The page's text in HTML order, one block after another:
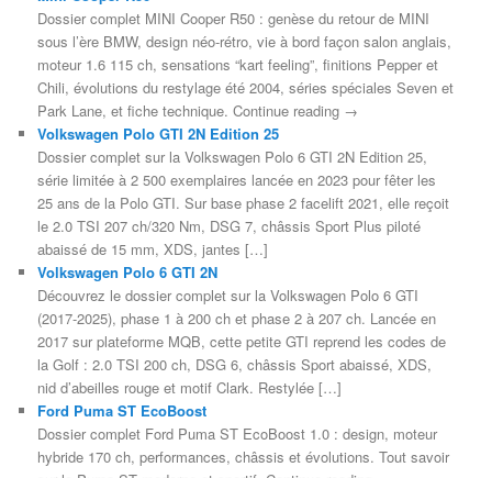
Dossier complet MINI Cooper R50 : genèse du retour de MINI
sous l’ère BMW, design néo-rétro, vie à bord façon salon anglais,
moteur 1.6 115 ch, sensations “kart feeling”, finitions Pepper et
Chili, évolutions du restylage été 2004, séries spéciales Seven et
Park Lane, et fiche technique. Continue reading →
Volkswagen Polo GTI 2N Edition 25
Dossier complet sur la Volkswagen Polo 6 GTI 2N Edition 25,
série limitée à 2 500 exemplaires lancée en 2023 pour fêter les
25 ans de la Polo GTI. Sur base phase 2 facelift 2021, elle reçoit
le 2.0 TSI 207 ch/320 Nm, DSG 7, châssis Sport Plus piloté
abaissé de 15 mm, XDS, jantes […]
Volkswagen Polo 6 GTI 2N
Découvrez le dossier complet sur la Volkswagen Polo 6 GTI
(2017-2025), phase 1 à 200 ch et phase 2 à 207 ch. Lancée en
2017 sur plateforme MQB, cette petite GTI reprend les codes de
la Golf : 2.0 TSI 200 ch, DSG 6, châssis Sport abaissé, XDS,
nid d’abeilles rouge et motif Clark. Restylée […]
Ford Puma ST EcoBoost
Dossier complet Ford Puma ST EcoBoost 1.0 : design, moteur
hybride 170 ch, performances, châssis et évolutions. Tout savoir